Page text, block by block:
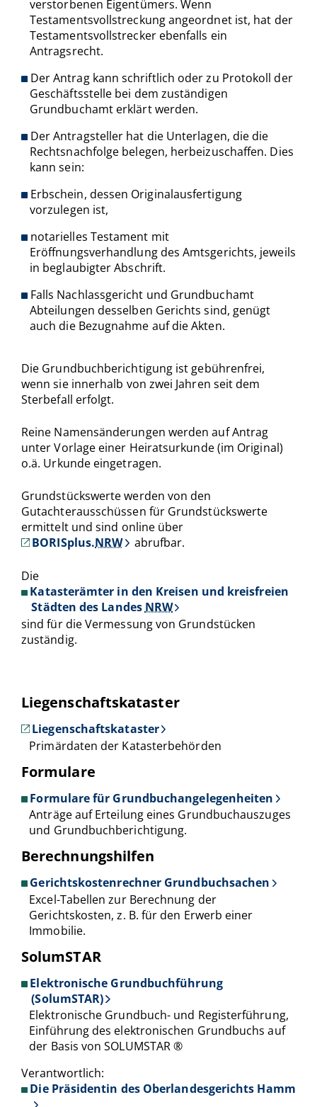
verstorbenen Eigentümers. Wenn
Testamentsvollstreckung angeordnet ist, hat der
Testamentsvollstrecker ebenfalls ein
Antragsrecht.
Der Antrag kann schriftlich oder zu Protokoll der
Geschäftsstelle bei dem zuständigen
Grundbuchamt erklärt werden.
Der Antragsteller hat die Unterlagen, die die
Rechtsnachfolge belegen, herbeizuschaffen. Dies
kann sein:
Erbschein, dessen Originalausfertigung
vorzulegen ist,
notarielles Testament mit
Eröffnungsverhandlung des Amtsgerichts, jeweils
in beglaubigter Abschrift.
Falls Nachlassgericht und Grundbuchamt
Abteilungen desselben Gerichts sind, genügt
auch die Bezugnahme auf die Akten.
Die Grundbuchberichtigung ist gebührenfrei,
wenn sie innerhalb von zwei Jahren seit dem
Sterbefall erfolgt.
Reine Namensänderungen werden auf Antrag
unter Vorlage einer Heiratsurkunde (im Original)
o.ä. Urkunde eingetragen.
Grundstückswerte werden von den
Gutachterausschüssen für Grundstückswerte
ermittelt und sind online über
BORISplus.NRW abrufbar.
Die
Katasterämter in den Kreisen und kreisfreien
Städten des LandesNRW
sind für die Vermessung von Grundstücken
zuständig.
Liegenschaftskataster
Liegenschaftskataster
Primärdaten der Katasterbehörden
Formulare
Formulare für Grundbuchangelegenheiten
Anträge auf Erteilung eines Grundbuchauszuges
und Grundbuchberichtigung.
Berechnungshilfen
Gerichtskostenrechner Grundbuchsachen
Excel-Tabellen zur Berechnung der
Gerichtskosten, z. B. für den Erwerb einer
Immobilie.
SolumSTAR
Elektronische Grundbuchführung
(SolumSTAR)
Elektronische Grundbuch- und Registerführung,
Einführung des elektronischen Grundbuchs auf
der Basis von SOLUMSTAR ®
Verantwortlich:
Die Präsidentin des Oberlandesgerichts Hamm